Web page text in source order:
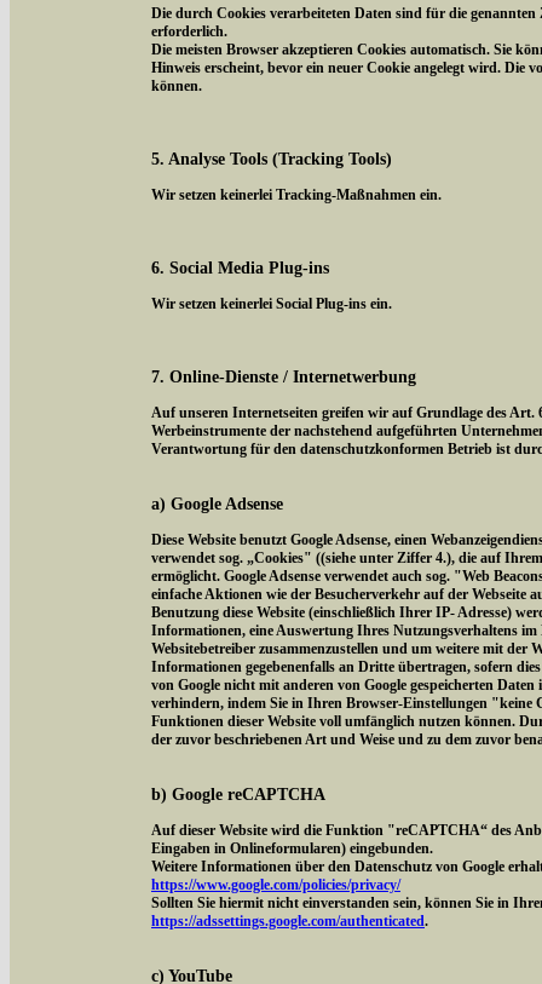
Die durch Cookies verarbeiteten Daten sind für die
erforderlich.
Die meisten Browser akzeptieren Cookies automatisch. Sie
Hinweis erscheint, bevor ein neuer Cookie angelegt wird. Die
können.
5. Analyse Tools (Tracking Tools)
Wir setzen keinerlei Tracking-Maßnahmen ein.
6. Social Media Plug-ins
Wir setzen keinerlei Social Plug-ins ein.
7. Online-Dienste / Internetwerbung
Auf unseren Internetseiten greifen wir auf Grundlage des
Werbeinstrumente der nachstehend aufgeführten
Verantwortung für den datenschutzkonformen Betrieb ist
a) Google Adsense
Diese Website benutzt Google Adsense, einen
verwendet sog. „Cookies" ((siehe unter Ziffer 4.), die auf
ermöglicht. Google Adsense verwendet auch sog. "Web
einfache Aktionen wie der Besucherverkehr auf der Webseite
Benutzung diese Website (einschließlich Ihrer IP- Adresse)
Informationen, eine Auswertung Ihres Nutzungsverhaltens
Websitebetreiber zusammenzustellen und um weitere mit
Informationen gegebenenfalls an Dritte übertragen, sofern
von Google nicht mit anderen von Google gespeicherten
verhindern, indem Sie in Ihren Browser-Einstellungen "keine
Funktionen dieser Website voll umfänglich nutzen können.
der zuvor beschriebenen Art und Weise und zu dem zuvor
b) Google reCAPTCHA
Auf dieser Website wird die Funktion "reCAPTCHA“ des
Eingaben in Onlineformularen) eingebunden.
Weitere Informationen über den Datenschutz von Google
https://www.google.com/policies/privacy/
Sollten Sie hiermit nicht einverstanden sein, können Sie in
https://adssettings.google.com/authenticated.
c) YouTube